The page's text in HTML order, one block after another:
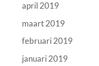
april 2019
maart 2019
februari 2019
januari 2019